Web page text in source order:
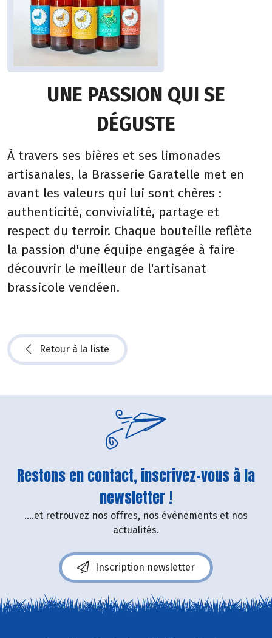
UNE PASSION QUI SE
DÉGUSTE
À travers ses bières et ses limonades
artisanales, la Brasserie Garatelle met en
avant les valeurs qui lui sont chères :
authenticité, convivialité, partage et
respect du terroir. Chaque bouteille reflète
la passion d'une équipe engagée à faire
découvrir le meilleur de l'artisanat
brassicole vendéen.
Retour à la liste
Restons en contact, inscrivez-vous à la
newsletter !
....et retrouvez nos offres, nos événements et nos
actualités.
Inscription newsletter